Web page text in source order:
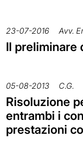
23-07-2016 Avv.
Il preliminare
05-08-2013 C.G.
Risoluzione
entrambi i
prestazioni